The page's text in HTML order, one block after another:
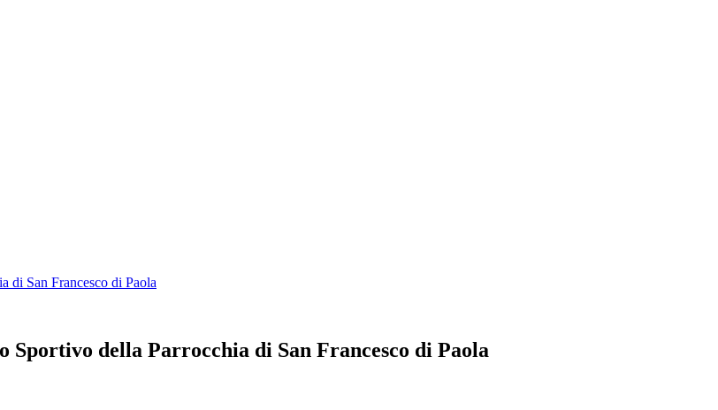
di San Francesco di Paola
Sportivo della Parrocchia di San Francesco di Paola